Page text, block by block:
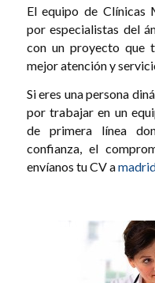
El equipo de Clínicas
por especialistas del
con un proyecto que
mejor atención y
Si eres una persona
por trabajar en un
de primera línea
confianza, el
envíanos tu CV a